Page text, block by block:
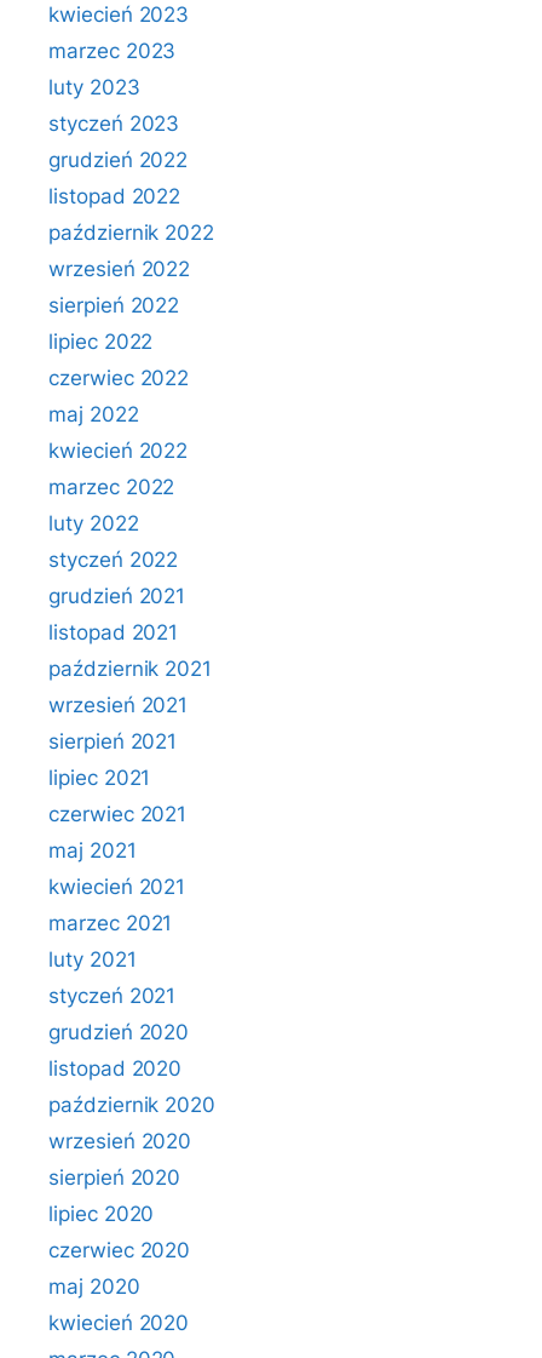
kwiecień 2023
marzec 2023
luty 2023
styczeń 2023
grudzień 2022
listopad 2022
październik 2022
wrzesień 2022
sierpień 2022
lipiec 2022
czerwiec 2022
maj 2022
kwiecień 2022
marzec 2022
luty 2022
styczeń 2022
grudzień 2021
listopad 2021
październik 2021
wrzesień 2021
sierpień 2021
lipiec 2021
czerwiec 2021
maj 2021
kwiecień 2021
marzec 2021
luty 2021
styczeń 2021
grudzień 2020
listopad 2020
październik 2020
wrzesień 2020
sierpień 2020
lipiec 2020
czerwiec 2020
maj 2020
kwiecień 2020